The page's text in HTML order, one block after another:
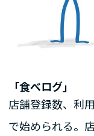
「食べログ」
店舗登録数、利
で始められる。